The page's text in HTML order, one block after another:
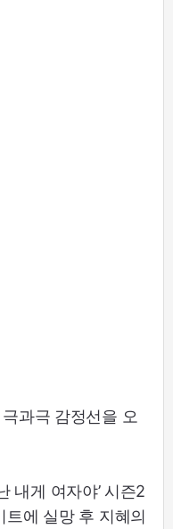
과극 감정선을 오
내게 여자야’ 시즌2
에 실망 후 지혜의